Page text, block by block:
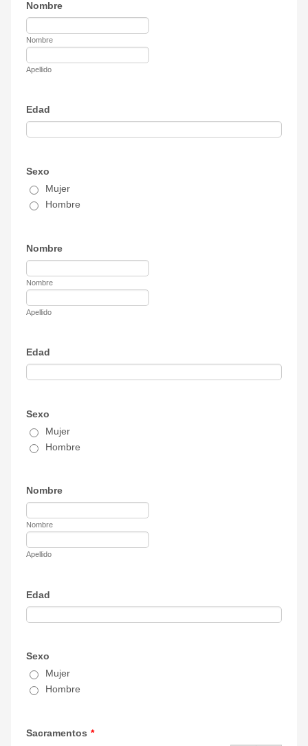
Nombre
Nombre
Apellido
Edad
Sexo
Mujer
Hombre
Nombre
Nombre
Apellido
Edad
Sexo
Mujer
Hombre
Nombre
Nombre
Apellido
Edad
Sexo
Mujer
Hombre
Sacramentos *